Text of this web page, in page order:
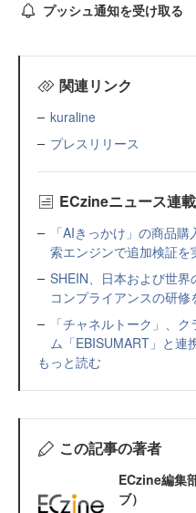
プッシュ通知を受け取る
関連リンク
kuraline
プレスリリース
ECzineニュース連
「AIきっかけ」の商品
索エンジンで追加検証を
SHEIN、日本および世
コンプライアンスの研修
「チャネルトーク」、
ム「EBISUMART」と連
もっと読む
この記事の著者
ECzine編集
ブ）